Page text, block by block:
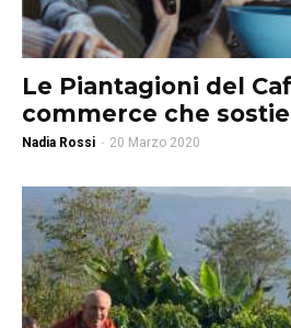
Le Piantagioni del
commerce che
Nadia Rossi - 20 Marzo 2020